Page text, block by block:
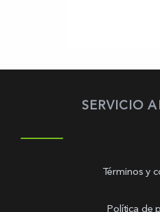
SERVICIO
Términos y
Política de